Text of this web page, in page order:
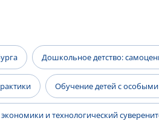
Дошкольное детство:
Обучение детей с
и технологический